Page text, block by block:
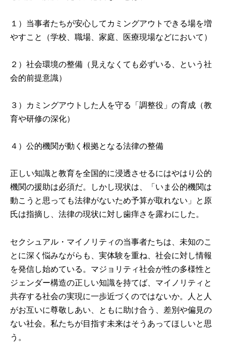
１）当事者たちが安心してカミングアウトできる場を増
やすこと（学校、職場、家庭、医療現場などにおいて）
２）社会環境の整備（見えなくても必ずいる、という社
会的前提意識）
３）カミングアウトした人を守る「調整役」の育成（教
育や研修の深化）
４）公的機関が動く根拠となる法律の整備
正しい知識と教育を全国的に浸透させるにはやはり公的
機関の援助は必須だ。しかし現状は、「いま公的機関は
動こうと思っても法律がないため予算が取れない」と原
氏は指摘し、法律の現状に対し歯痒さを露わにした。
セクシュアル・マイノリティの当事者たちは、未知のこ
とに深く悩みながらも、実体験を重ね、社会に対し情報
を発信し始めている。マジョリティ社会が性の多様性と
ジェンダー構造の正しい知識を持てば、マイノリティと
共存する社会の実現に一歩近づくのではないか。人と人
がお互いに尊敬しあい、ともに助け合う、差別や偏見の
ない社会。私たちが目指す未来はそうあってほしいと思
う。